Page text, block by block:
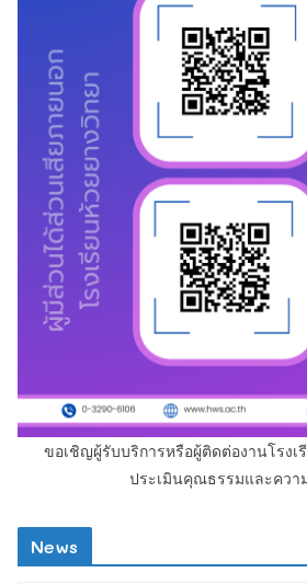
ขอเชิญผู้รับบริการหรือผู้ติดต่องานโรงเ
ประเมินคุณธรรมและควา
News